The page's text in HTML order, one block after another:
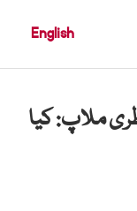
English
ملاپ: کیا